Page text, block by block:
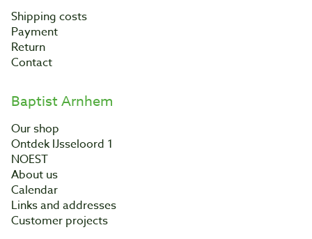
Shipping costs
Payment
Return
Contact
Baptist Arnhem
Our shop
Ontdek IJsseloord 1
NOEST
About us
Calendar
Links and addresses
Customer projects